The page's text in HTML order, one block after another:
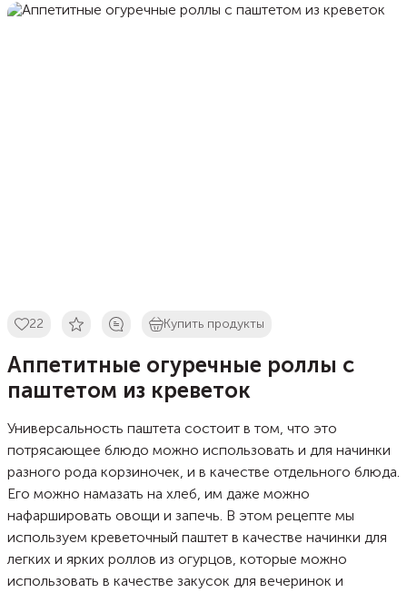
22 Купить продукты
Аппетитные огуречные роллы с
паштетом из креветок
Универсальность паштета состоит в том, что это
потрясающее блюдо можно использовать и для начинки
разного рода корзиночек, и в качестве отдельного блюда.
Его можно намазать на хлеб, им даже можно
нафаршировать овощи и запечь. В этом рецепте мы
используем креветочный паштет в качестве начинки для
легких и ярких роллов из огурцов, которые можно
использовать в качестве закусок для вечеринок и